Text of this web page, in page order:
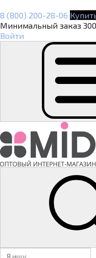
8 (800) 200-28-06
Минимальный заказ
Войти